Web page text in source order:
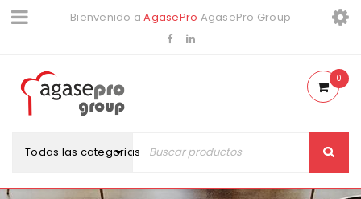
Bienvenido aAgasePro AgasePro Group
Todas las categorias
0